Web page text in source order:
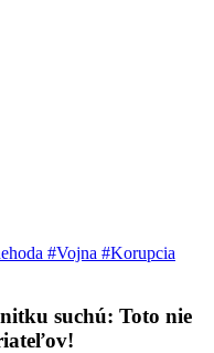
#Vojna #Korupcia
suchú: Toto nie